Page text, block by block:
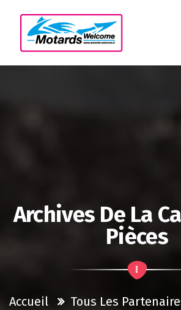
contenu
Archives De La
Pièces
Accueil
Tous Les